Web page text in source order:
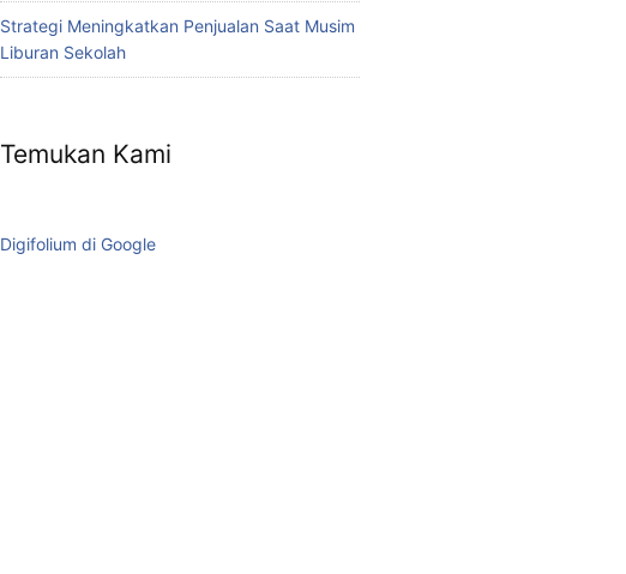
Strategi Meningkatkan Penjualan Saat Musim
Liburan Sekolah
Temukan Kami
Digifolium di Google